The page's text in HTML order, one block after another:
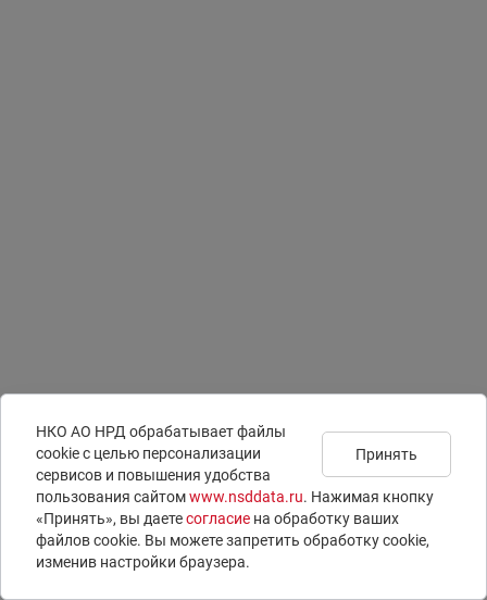
Принять
НКО АО НРД обрабатывает файлы
сookie с целью персонализации
сервисов и повышения удобства
пользования сайтомwww.nsddata.ru. Нажимая кнопку
«Принять», вы даетесогласие на обработку ваших
файлов cookie. Вы можете запретить обработку сookie,
изменив настройки браузера.
Документы
Юридическая информация
Контакты
Вопросы и ответы
Раскрытие информации
ISIN-коды
LEI-коды
E-voting – электронное голосование
Подписаться на